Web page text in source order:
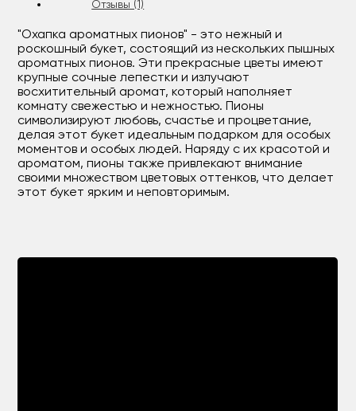
Отзывы (1)
"Охапка ароматных пионов" - это нежный и
роскошный букет, состоящий из нескольких пышных
ароматных пионов. Эти прекрасные цветы имеют
крупные сочные лепестки и излучают
восхитительный аромат, который наполняет
комнату свежестью и нежностью. Пионы
символизируют любовь, счастье и процветание,
делая этот букет идеальным подарком для особых
моментов и особых людей. Наряду с их красотой и
ароматом, пионы также привлекают внимание
своими множеством цветовых оттенков, что делает
этот букет ярким и неповторимым.